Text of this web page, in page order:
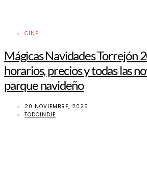
CINE
Mágicas Navidades Torrejón
horarios, precios y todas las
parque navideño
20 NOVIEMBRE, 2025
TODOINDIE